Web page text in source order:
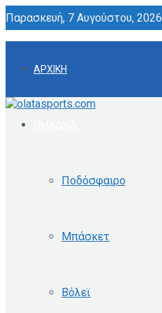
Παρασκευή, 7 Αυγούστου, 2026
ΑΡΧΙΚΗ
Ποδόσφαιρο
Μπάσκετ
Βόλεϊ